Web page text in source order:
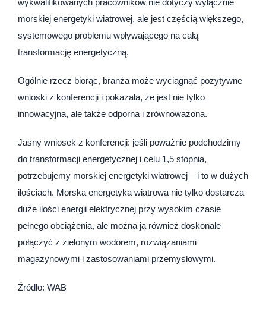
morskiej energetyki wiatrowej, ale jest częścią większego,
systemowego problemu wpływającego na całą
transformację energetyczną.
Ogólnie rzecz biorąc, branża może wyciągnąć pozytywne
wnioski z konferencji i pokazała, że jest nie tylko
innowacyjna, ale także odporna i zrównoważona.
Jasny wniosek z konferencji: jeśli poważnie podchodzimy
do transformacji energetycznej i celu 1,5 stopnia,
potrzebujemy morskiej energetyki wiatrowej – i to w dużych
ilościach. Morska energetyka wiatrowa nie tylko dostarcza
duże ilości energii elektrycznej przy wysokim czasie
pełnego obciążenia, ale można ją również doskonale
połączyć z zielonym wodorem, rozwiązaniami
magazynowymi i zastosowaniami przemysłowymi.
Źródło: WAB